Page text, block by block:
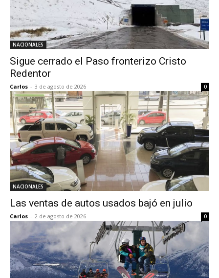
NACIONALES
Sigue cerrado el Paso fronterizo Cristo
Redentor
Carlos - 3 de agosto de 2026 0
NACIONALES
Las ventas de autos usados bajó en julio
Carlos - 2 de agosto de 2026 0